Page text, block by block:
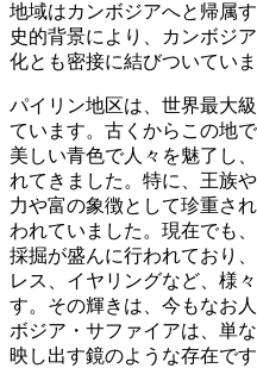
地域はカンボジアへと帰属
史的背景により、カンボジ
化とも密接に結びついていま
パイリン地区は、世界最大
ています。 古くからこの地
美しい青色で人々を魅了し
れてきました。特に、王族
力や富の象徴として珍重さ
われていました。現在でも
採掘が盛んに行われており
レス、イヤリングなど、様
す。その輝きは、今もなお
ボジア・サファイアは、単
映し出す鏡のような存在です